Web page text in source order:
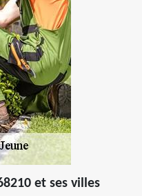
et ses villes